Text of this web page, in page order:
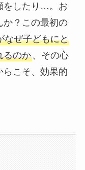
をしたり…。お
か？この最初の
なぜ子どもにと
るのか、その心
らこそ、効果的